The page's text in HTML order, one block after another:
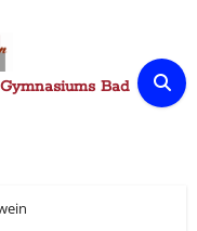
Bad